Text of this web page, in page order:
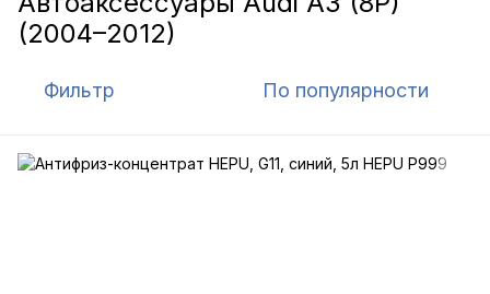
(2004–2012)
Фильтр По популярности